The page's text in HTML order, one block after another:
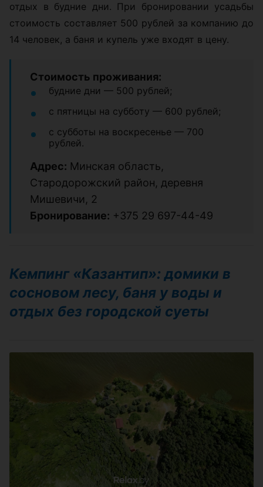
отдых в будние дни. При бронировании усадьбы
стоимость составляет 500 рублей за компанию до
14 человек, а баня и купель уже входят в цену.
Стоимость проживания:
будние дни — 500 рублей;
с пятницы на субботу — 600 рублей;
с субботы на воскресенье — 700
рублей.
Адрес: Минская область,
Стародорожский район, деревня
Мишевичи, 2
Бронирование: +375 29 697-44-49
Кемпинг «Казантип»: домики в
сосновом лесу, баня у воды и
отдых без городской суеты